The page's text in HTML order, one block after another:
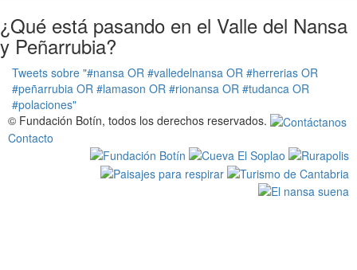
¿Qué está pasando en el Valle del Nansa
y Peñarrubia?
Tweets sobre "#nansa OR #valledelnansa OR #herrerias OR
#peñarrubia OR #lamason OR #rionansa OR #tudanca OR
#polaciones"
© Fundación Botín, todos los derechos reservados.
Contacto